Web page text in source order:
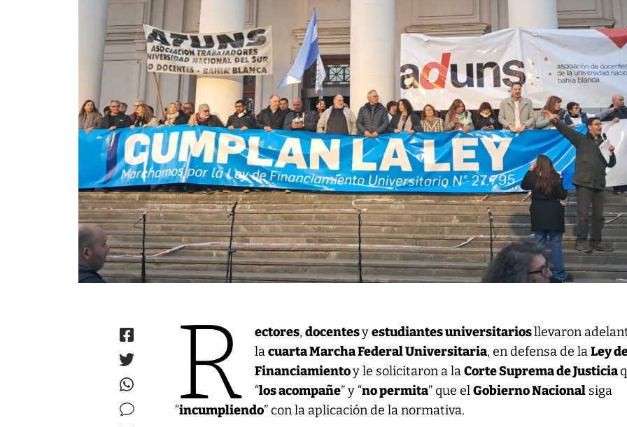
R ectores,docentesyestudiantes universitariosllevaron
lacuarta Marcha Federal Universitaria, en defensa de laLey
Financiamientoy le solicitaron a laCorte Suprema de Justicia
“los acompañe” y “no permita” que elGobierno Nacional siga
“incumpliendo” con la aplicación de la normativa.